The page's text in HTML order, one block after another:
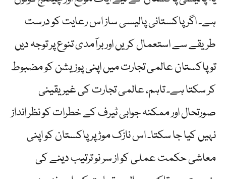
ہے۔ اگر پاکستانی پالیسی ساز اس رعایت کو درست
طریقے سے استعمال کریں اور برآمدی تنوع پر توجہ دیں
تو پاکستان عالمی تجارت میں اپنی پوزیشن کو مضبوط
کر سکتا ہے۔ تاہم، عالمی تجارت کی غیر یقینی
صورتحال اور ممکنہ جوابی ٹیرف کے خطرات کو نظر انداز
نہیں کیا جا سکتا۔ اس نازک موڑ پر پاکستان کو اپنی
معاشی حکمت عملی کو از سر نو ترتیب دینے کی